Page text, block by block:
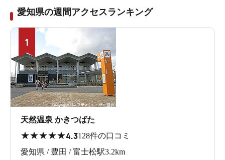
愛知県の週間アクセスランキング
1
天然温泉 かきつばた
★★★★★4.3128件の口コミ
愛知県 / 豊田 / 富士松駅3.2km